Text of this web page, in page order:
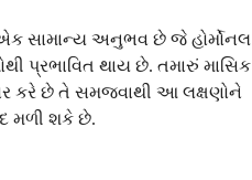
સામાન્ય અનુભવ છે જે હોર્મોનલ
પ્રભાવિત થાય છે. તમારું માસિક
કરે છે તે સમજવાથી આ લક્ષણોને
મળી શકે છે.